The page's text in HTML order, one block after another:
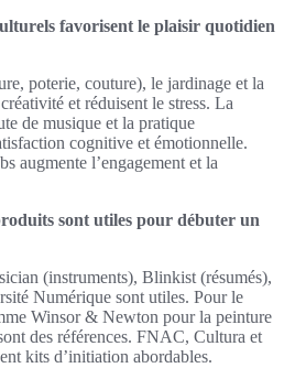
favorisent le plaisir quotidien
poterie, couture), le jardinage et la
et réduisent le stress. La
de musique et la pratique
cognitive et émotionnelle.
augmente l’engagement et la
sont utiles pour débuter un
(instruments), Blinkist (résumés),
Numérique sont utiles. Pour le
Winsor & Newton pour la peinture
des références. FNAC, Cultura et
kits d’initiation abordables.